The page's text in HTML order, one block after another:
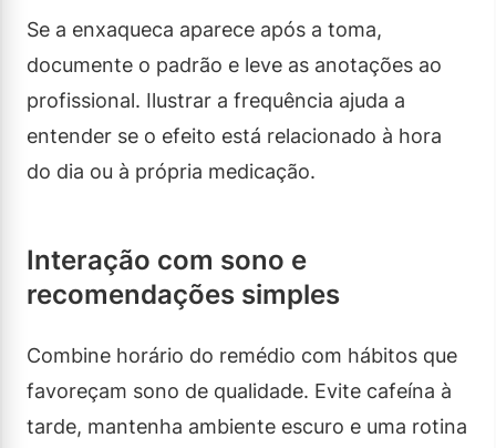
Se a enxaqueca aparece após a toma,
documente o padrão e leve as anotações ao
profissional. Ilustrar a frequência ajuda a
entender se o efeito está relacionado à hora
do dia ou à própria medicação.
Interação com sono e
recomendações simples
Combine horário do remédio com hábitos que
favoreçam sono de qualidade. Evite cafeína à
tarde, mantenha ambiente escuro e uma rotina